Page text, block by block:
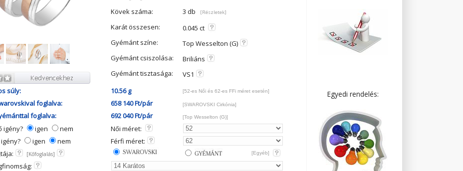
Kövek száma:
3 db [Részletek]
Karát összesen:
0.045 ct
Gyémánt színe:
Top Wesselton (G)
Gyémánt csiszolása:
Briliáns
Gyémánt tisztasága:
VS1
súly:
10.56 g [52-es Női és 62-es FFi méret esetén]
foglalva: 658 140 Ft/pár [SWAROVSKI Cirkónia]
foglalva: 692 040 Ft/pár [Top Wesselton (G)]
igény? igen nem
Női méret:
igény?
igen nem
Férfi méret:
[Kőfoglalás] [Egyéb]
Egyedi rendelés: